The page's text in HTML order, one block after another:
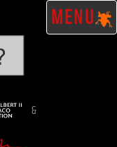
MENU
&